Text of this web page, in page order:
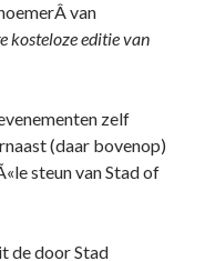
van
kosteloze editie van
zelf
(daar bovenop)
steun van Stad of
de door Stad